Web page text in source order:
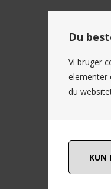
Du
Vi bruger
elementer
du